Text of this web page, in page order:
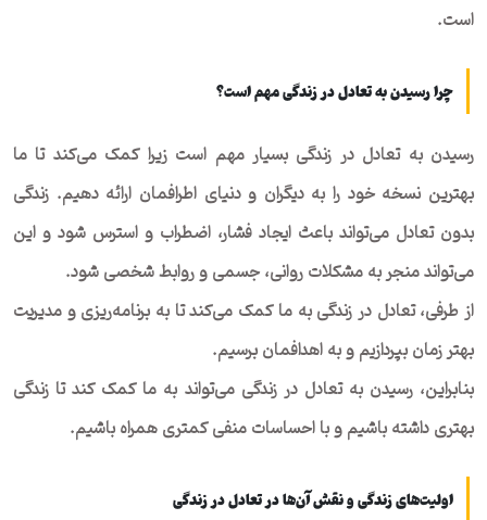
است.
چرا رسیدن به تعادل در زندگی مهم است؟
رسیدن به تعادل در زندگی بسیار مهم است زیرا کمک می‌کند تا ما
بهترین نسخه خود را به دیگران و دنیای اطرافمان ارائه دهیم. زندگی
بدون تعادل می‌تواند باعث ایجاد فشار، اضطراب و استرس شود و این
می‌تواند منجر به مشکلات روانی، جسمی و روابط شخصی شود.
از طرفی، تعادل در زندگی به ما کمک می‌کند تا به برنامه‌ریزی و مدیریت
بهتر زمان بپردازیم و به اهدافمان برسیم.
بنابراین، رسیدن به تعادل در زندگی می‌تواند به ما کمک کند تا زندگی
بهتری داشته باشیم و با احساسات منفی کمتری همراه باشیم.
اولیت‌های زندگی و نقش آن‌ها در تعادل در زندگی